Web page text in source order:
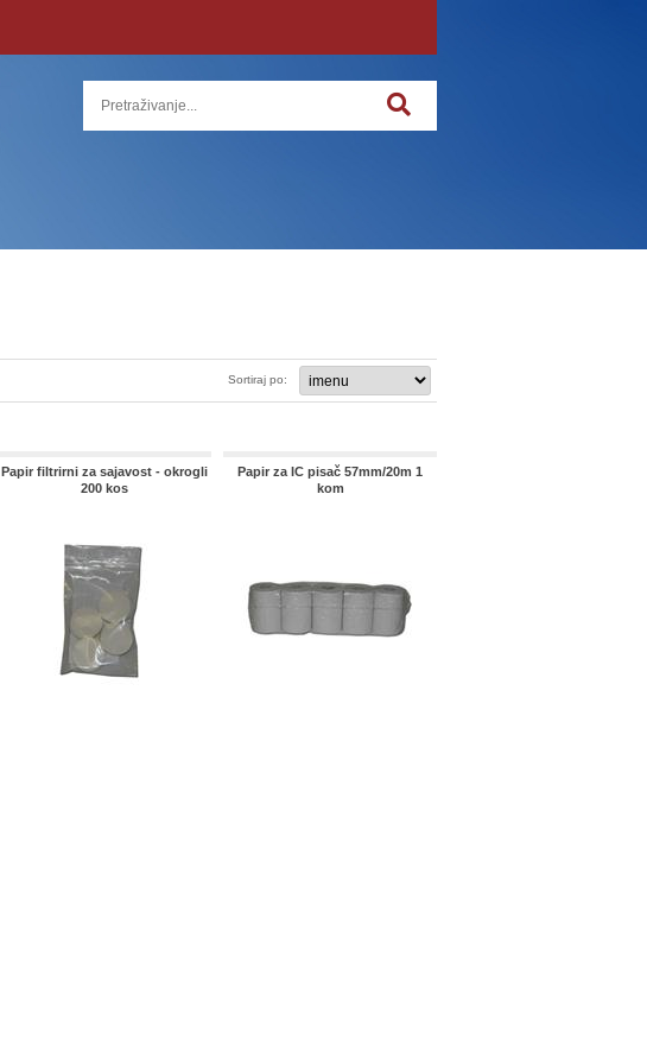
Sortiraj po:
Papir filtrirni za sajavost - okrogli
200 kos
Papir za IC pisač 57mm/20m 1
kom